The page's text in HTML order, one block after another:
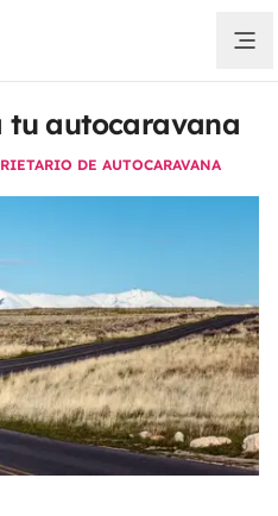
tu autocaravana
DE AUTOCARAVANA